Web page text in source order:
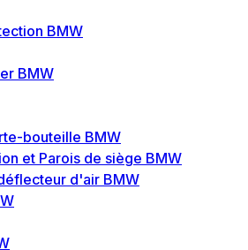
BMW
BMW
bouteille BMW
et Parois de siège BMW
d'air BMW